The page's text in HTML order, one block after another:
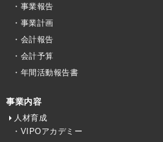
・事業報告
・事業計画
・会計報告
・会計予算
・年間活動報告書
事業内容
人材育成
・VIPOアカデミー